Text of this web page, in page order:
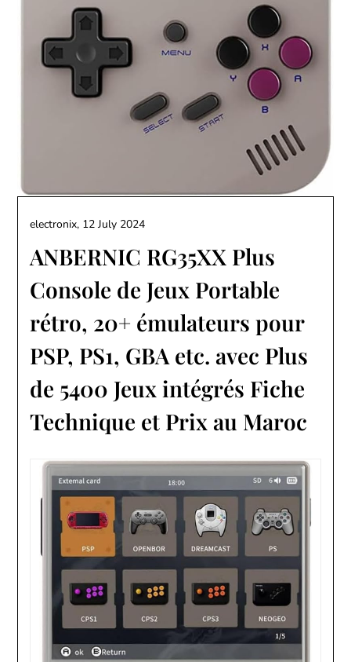
ANBERNIC RG35XX Plus
Console de Jeux Portable
rétro, 20+ émulateurs pour
PSP, PS1, GBA etc. avec Plus
de 5400 Jeux intégrés Fiche
Technique et Prix au Maroc
electronix, 12 July 2024